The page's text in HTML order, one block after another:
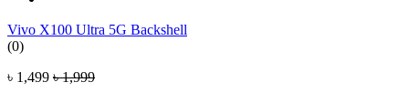
Vivo X100 Ultra 5G Backshell
(0)
৳ 1,499 ৳ 1,999